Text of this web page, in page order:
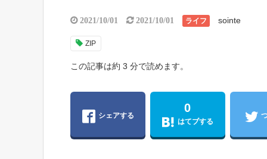
2021/10/01 2021/10/01 ライフ sointe
ZIP
この記事は約 3 分で読めます。
シェアする
0
はてブする